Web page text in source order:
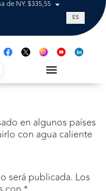
de NY: $335,55 Tasa de
ES
en algunos países
con agua caliente
será publicada. Los